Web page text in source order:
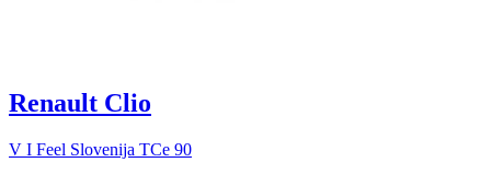
Renault Clio
V I Feel Slovenija TCe 90